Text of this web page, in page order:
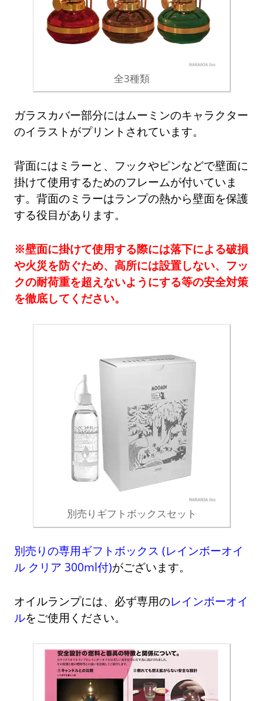
全3種類
ガラスカバー部分にはムーミンのキャラクター
のイラストがプリントされています。
背面にはミラーと、フックやピンなどで壁面に
掛けて使用するためのフレームが付いていま
す。背面のミラーはランプの熱から壁面を保護
する役目があります。
※壁面に掛けて使用する際には落下による破損
や火災を防ぐため、高所には設置しない、フッ
クの耐荷重を超えないようにする等の安全対策
を徹底してください。
別売りギフトボックスセット
別売りの専用ギフトボックス (レインボーオイ
ル クリア 300ml付)がございます。
オイルランプには、必ず専用のレインボーオイ
ルをご使用ください。